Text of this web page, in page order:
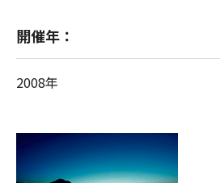
開催年：
2008年